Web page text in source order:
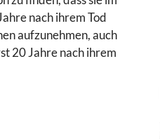
nach ihrem Tod
aufzunehmen, auch
20 Jahre nach ihrem